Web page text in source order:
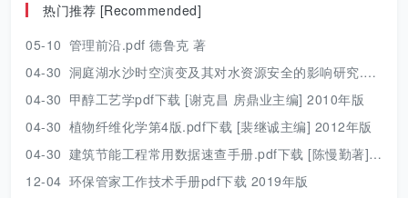
热门推荐 [Recommended]
05-10 管理前沿.pdf 德鲁克 著
04-30 洞庭湖水沙时空演变及其对水资源安全的影响研究.pdf 胡光伟 著 2017年版
04-30 甲醇工艺学pdf下载 [谢克昌 房鼎业主编] 2010年版
04-30 植物纤维化学第4版.pdf下载 [裴继诚主编] 2012年版
04-30 建筑节能工程常用数据速查手册.pdf下载 [陈慢勤著] 2010年版
12-04 环保管家工作技术手册pdf下载 2019年版